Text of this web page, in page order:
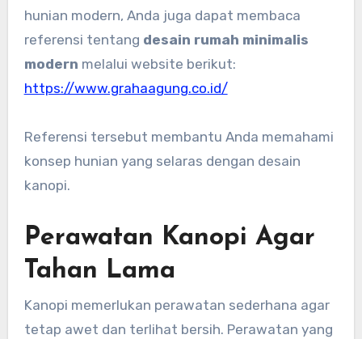
hunian modern, Anda juga dapat membaca
referensi tentang desain rumah minimalis
modern melalui website berikut:
https://www.grahaagung.co.id/
Referensi tersebut membantu Anda memahami
konsep hunian yang selaras dengan desain
kanopi.
Perawatan Kanopi Agar
Tahan Lama
Kanopi memerlukan perawatan sederhana agar
tetap awet dan terlihat bersih. Perawatan yang